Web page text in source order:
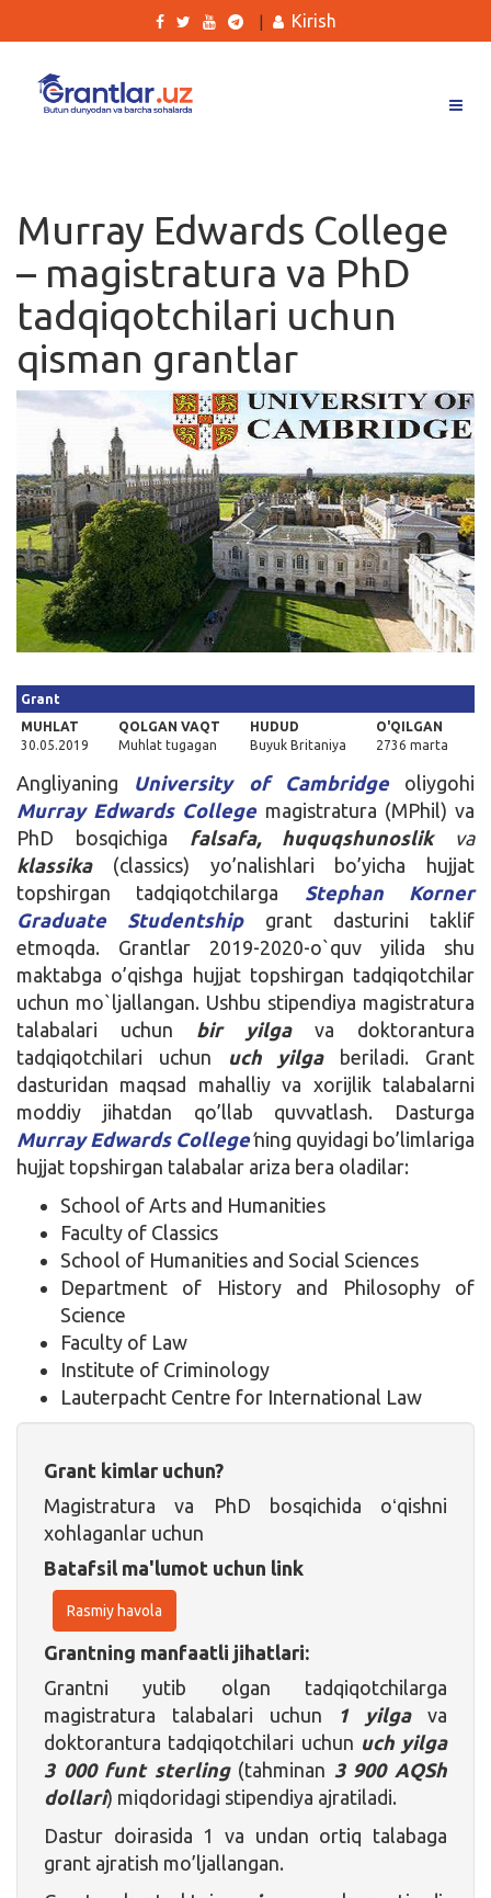
Ishlar
Kurslar
Blog
Yana
Qidirish
Kirish
Kirish
Murray Edwards College
– magistratura va PhD
tadqiqotchilari uchun
qisman grantlar
Grant
MUHLAT
30.05.2019
QOLGAN VAQT
Muhlat tugagan
HUDUD
Buyuk Britaniya
O'QILGAN
2736 marta
Angliyaning University of Cambridgeoliygohi
Murray Edwards College magistratura (MPhil) va
PhD bosqichiga
falsafa, huquqshunoslikva
klassika
(classics) yo’nalishlari bo’yicha hujjat
topshirgan tadqiqotchilarga Stephan Korner
Graduate Studentshipgrant dasturini taklif
etmoqda. Grantlar 2019-2020-o`quv yilida shu
maktabga o’qishga hujjat topshirgan tadqiqotchilar
uchun mo`ljallangan. Ushbu stipendiya magistratura
talabalari uchun
bir yilga va doktorantura
tadqiqotchilari uchun
uch yilga beriladi. Grant
dasturidan maqsad mahalliy va xorijlik talabalarni
moddiy jihatdan qo’llab quvvatlash. Dasturga
Murray Edwards College’ning quyidagi bo’limlariga
hujjat topshirgan talabalar ariza bera oladilar:
School of Arts and Humanities
Faculty of Classics
School of Humanities and Social Sciences
Department of History and Philosophy of
Science
Faculty of Law
Institute of Criminology
Lauterpacht Centre for International Law
Grant kimlar uchun?
Magistratura va PhD bosqichida oʻqishni
xohlaganlar uchun
Batafsil ma'lumot uchun link
Rasmiy havola
Grantning manfaatli jihatlari:
Grantni yutib olgan tadqiqotchilarga
magistratura talabalari uchun
1 yilgava
doktorantura tadqiqotchilari uchun uch yilga
3 000 funt sterling(tahminan 3 900 AQSh
dollari) miqdoridagi stipendiya ajratiladi.
Dastur doirasida 1 va undan ortiq talabaga
grant ajratish mo’ljallangan.